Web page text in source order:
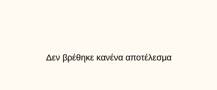
Δεν βρέθηκε κανένα αποτέλεσμα